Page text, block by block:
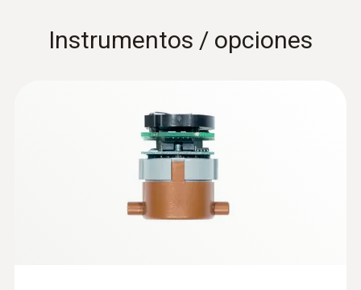
Instrumentos / opciones